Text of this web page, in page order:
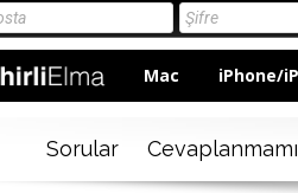
Mac iPhone/
Sorular